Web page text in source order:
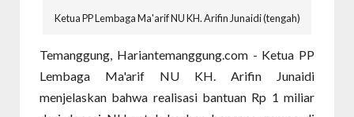
Ketua PP Lembaga Ma'arif NU KH. Arifin Junaidi (tengah)
Temanggung, Hariantemanggung.com - Ketua PP
Lembaga Ma'arif NU KH. Arifin Junaidi
menjelaskan bahwa realisasi bantuan Rp 1 miliar